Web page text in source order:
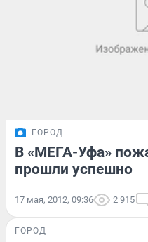
ГОРОД
В «МЕГА-Уфа»
прошли успешно
17 мая, 2012, 09:36 2 915
ГОРОД